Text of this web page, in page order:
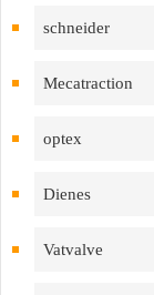
schneider
Mecatraction
optex
Dienes
Vatvalve